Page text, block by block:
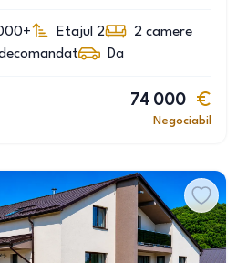
Etajul 2 2 camere
Da
74 000
Negociabil